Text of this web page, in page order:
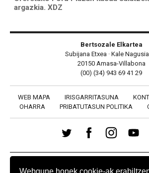
Webgune honek cookie-ak
argazkia. XDZ
Bertsozale Elkartea
Subijana Etxea · Kale
20150 Amasa-Villabona
(00) (34) 943 69 41 29
WEB MAPA IRISGARRITASUNA
OHARRA
PRIBATUTASUN POLITIKA